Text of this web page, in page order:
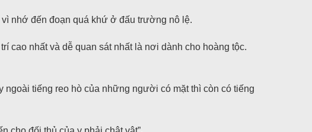
nhớ đến đoạn quá khứ ở đấu trường nô lệ.
cao nhất và dễ quan sát nhất là nơi dành cho hoàng tộc.
tiếng reo hò của những người có mặt thì còn có tiếng